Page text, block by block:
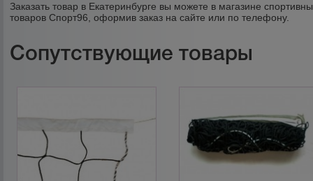
Заказать товар в Екатеринбурге вы можете в магазине
товаров Спорт96, оформив заказ на сайте или по телефону.
Сопутствующие товары